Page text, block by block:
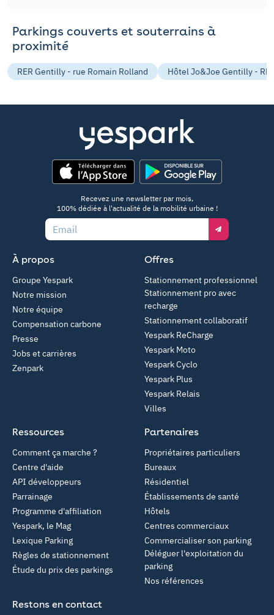
Parkings couverts et souterrains à
proximité
RER Gentilly - rue Romain Rolland Hôtel Jo&Joe Gentilly -
Recevez une newsletter par mois,
100% dédiée à l'actualité de la mobilité urbaine !
À propos
Groupe Yespark
Notre mission
Notre équipe
Compensation carbone
Presse
Jobs et carrières
Zenpark
Offres
Stationnement professionnel
Stationnement pro avec
recharge
Stationnement collaboratif
Yespark ReCharge
Yespark Moto
Yespark Cyclo
Yespark Plus
Yespark Relais
Villes
Partenaires
Propriétaires particuliers
Bureaux
Résidentiel
Établissements de santé
Hôtels
Centres commerciaux
Commercialiser son parking
Déléguer l'exploitation du
parking
Nos références
Ressources
Comment ça marche ?
Centre d'aide
API développeurs
Parrainage
Programme d'affiliation
Yespark, le Mag
Lexique Parking
Règles de stationnement
Étude du prix des parkings
Restons en contact